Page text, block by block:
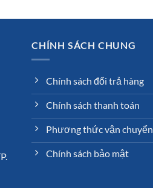
CHÍNH SÁCH CHUNG
Chính sách đổi trả hàng
Chính sách thanh toán
Phương thức vận chuyển
Chính sách bảo mật